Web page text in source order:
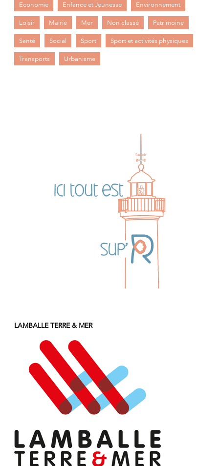
Economie Enfance et Jeunesse Environnement
Loisir Mairie Mer Non classé Patrimoine
Santé Social Sport Sport et activités physiques
Transports Urbanisme
LAMBALLE TERRE & MER